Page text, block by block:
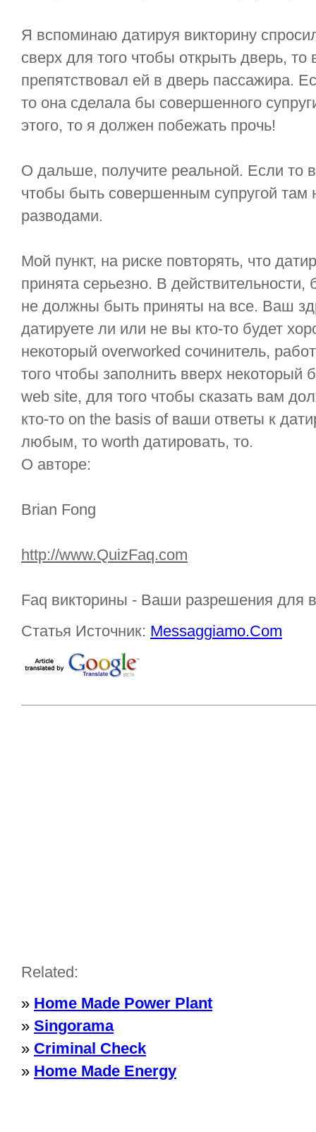
Я вспоминаю датируя викторину
сверх для того чтобы открыть дверь, то
препятствовал ей в дверь пассажира.
то она сделала бы совершенного
этого, то я должен побежать прочь!
О дальше, получите реальной. Если то
чтобы быть совершенным супругой там
разводами.
Мой пункт, на риске повторять, что
принята серьезно. В
не должны быть приняты на все. Ваш
датируете ли или не вы кто-то будет
некоторый overworked сочинитель,
того чтобы заполнить вверх некоторый
web site, для того чтобы сказать вам
кто-то on the basis of ваши ответы к
любым, то worth датировать, то.
О авторе:
Brian Fong
http://www.QuizFaq.com
Faq викторины - Ваши разрешения для
Статья Источник: Messaggiamo.Com
Related:
» Home Made Power Plant
» Singorama
» Criminal Check
» Home Made Energy